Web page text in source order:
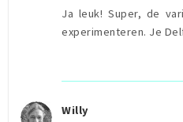
Ja leuk! Super, de
experimenteren. Je
Willy